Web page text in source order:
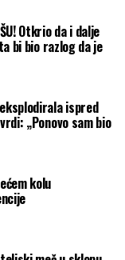
Otkrio da i dalje
bi bio razlog da je
eksplodirala ispred
„Ponovo sam bio
kolu